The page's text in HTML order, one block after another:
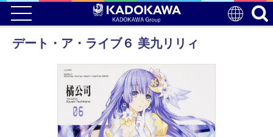
デート・ア・ライブ６ 美九リリィ